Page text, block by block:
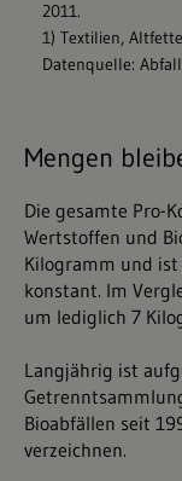
Mengen
Die gesamte Pro-
Wertstoffen und
Kilogramm und
konstant. Im
um lediglich 7
Langjährig ist
Bioabfällen seit
verzeichnen.